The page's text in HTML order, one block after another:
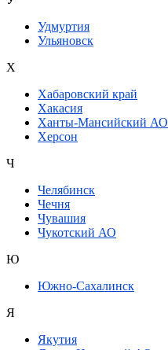
Удмуртия
Ульяновск
Х
Хабаровский край
Хакасия
Ханты-Мансийский АО
Херсон
Ч
Челябинск
Чечня
Чувашия
Чукотский АО
Ю
Южно-Сахалинск
Я
Якутия